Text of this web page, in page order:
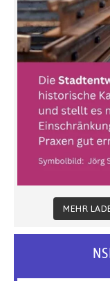
MEHR